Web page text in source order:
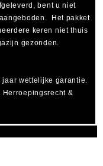
bent u niet
Het pakket
keren niet thuis
gezonden.
jaar wettelijke garantie
&